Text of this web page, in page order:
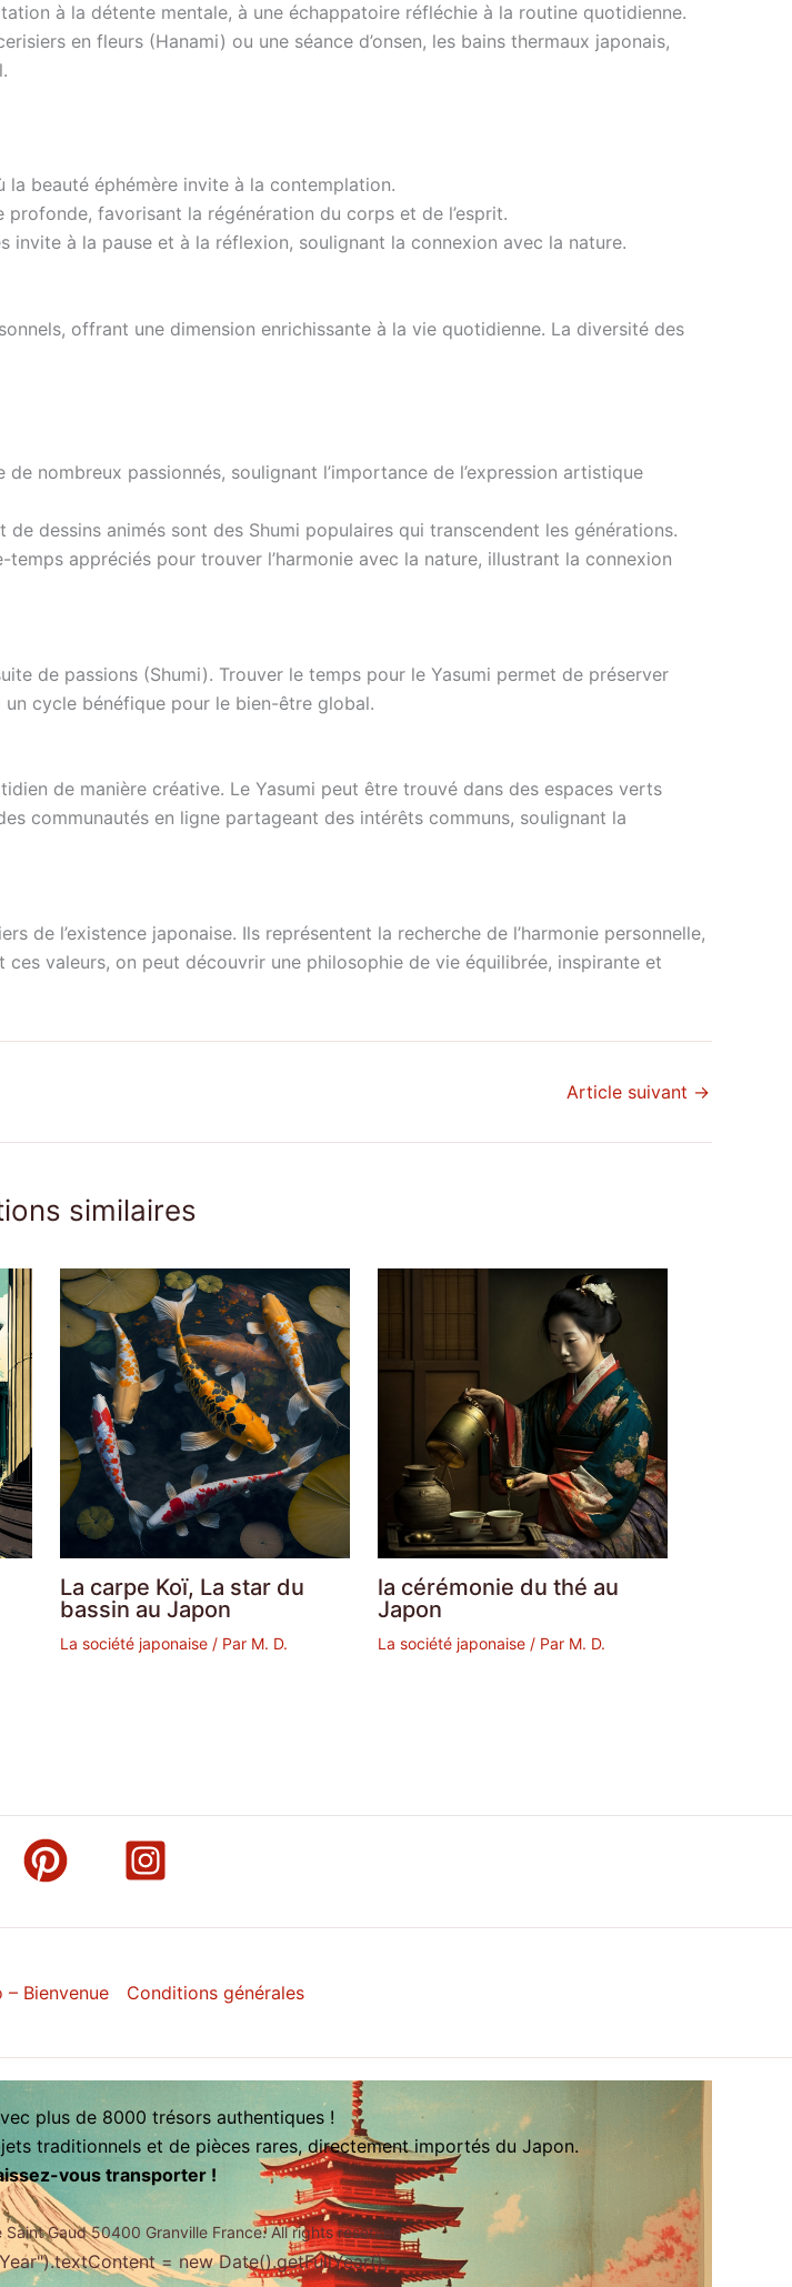
à la détente mentale, à une échappatoire réfléchie à la routine quotidienne.
en fleurs (Hanami) ou une séance d’onsen, les bains thermaux japonais,
la beauté éphémère invite à la contemplation.
favorisant la régénération du corps et de l’esprit.
invite à la pause et à la réflexion, soulignant la connexion avec la nature.
offrant une dimension enrichissante à la vie quotidienne. La diversité des
nombreux passionnés, soulignant l’importance de l’expression artistique
dessins animés sont des Shumi populaires qui transcendent les générations.
appréciés pour trouver l’harmonie avec la nature, illustrant la connexion
de passions (Shumi). Trouver le temps pour le Yasumi permet de préserver
un cycle bénéfique pour le bien-être global.
de manière créative. Le Yasumi peut être trouvé dans des espaces verts
communautés en ligne partageant des intérêts communs, soulignant la
de l’existence japonaise. Ils représentent la recherche de l’harmonie personnelle,
valeurs, on peut découvrir une philosophie de vie équilibrée, inspirante et
Article suivant →
similaires
La carpe Koï, La star du
bassin au Japon
La société japonaise/ Par M. D.
la cérémonie du thé au
Japon
La société japonaise/ Par M. D.
– Bienvenue Conditions générales
plus de 8000 trésors authentiques !
traditionnels et de pièces rares, directement importés du Japon.
vous transporter !
Saint Gaud 50400 Granville France. All rights reserved
= new Date().getFullYear();